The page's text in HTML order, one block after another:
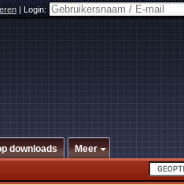
|Login:
downloads Meer